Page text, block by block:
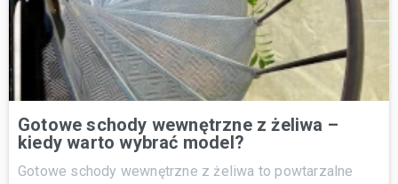
Gotowe schody wewnętrzne z żeliwa –
kiedy warto wybrać model?
Gotowe schody wewnętrzne z żeliwa to powtarzalne